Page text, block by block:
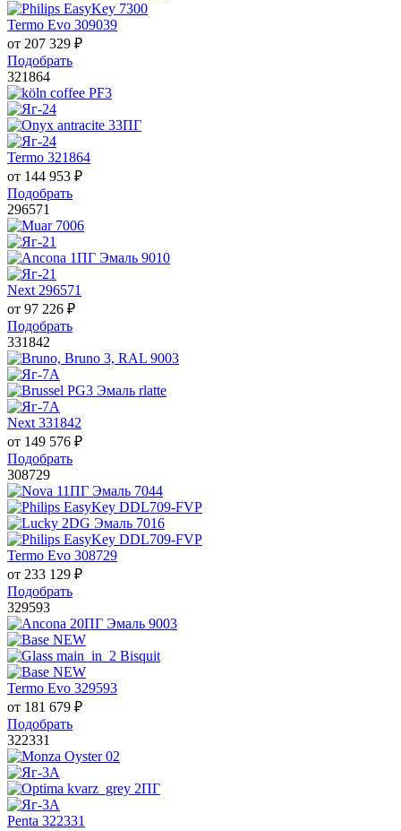
Termo Evo 309039
от 207 329 ₽
Подобрать
321864
Termo 321864
от 144 953 ₽
Подобрать
296571
Next 296571
от 97 226 ₽
Подобрать
331842
Next 331842
от 149 576 ₽
Подобрать
308729
Termo Evo 308729
от 233 129 ₽
Подобрать
329593
Termo Evo 329593
от 181 679 ₽
Подобрать
322331
Penta 322331